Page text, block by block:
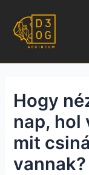
Hogy
nap, hol
mit
vannak?